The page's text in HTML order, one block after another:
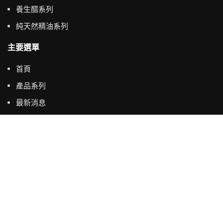
養生醋系列
純天然精油系列
主要選單
首頁
產品系列
最新消息